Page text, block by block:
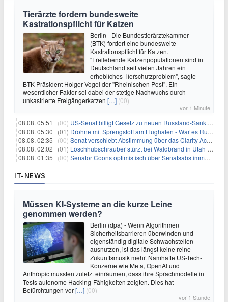
Tierärzte fordern bundesweite
Kastrationspflicht für Katzen
Berlin - Die Bundestierärztekammer
(BTK) fordert eine bundesweite
Kastrationspflicht für Katzen.
"Freilebende Katzenpopulationen sind in
Deutschland seit vielen Jahren ein
erhebliches Tierschutzproblem", sagte
BTK-Präsident Holger Vogel der "Rheinischen Post". Ein
wesentlicher Faktor sei dabei der stetige Nachwuchs durch
unkastrierte Freigängerkatzen […] (00)
vor 1 Minute
08.08. 05:51 | (00) US-Senat billigt Gesetz zu neuen Russland-Sanktionen
08.08. 05:30 | (01) Drohne mit Sprengstoff am Flughafen - War es Russland?
08.08. 02:35 | (00) Senat verschiebt Abstimmung über das Clarity Act: Auswirkungen auf Unternehmen und das Vertrauen der Investoren
08.08. 02:02 | (01) Löschhubschrauber stürzt bei Waldbrand in Utah ab
08.08. 01:35 | (00) Senator Coons optimistisch über Senatsabstimmungen angesichts von Finanzierungsbedenken
IT-NEWS
Müssen KI-Systeme an die kurze Leine
genommen werden?
Berlin (dpa) - Wenn Algorithmen
Sicherheitsbarrieren überwinden und
eigenständig digitale Schwachstellen
ausnutzen, ist das längst keine reine
Zukunftsmusik mehr. Namhafte US-Tech-
Konzerne wie Meta, OpenAI und
Anthropic mussten zuletzt einräumen, dass ihre Sprachmodelle in
Tests autonome Hacking-Fähigkeiten zeigten. Dies hat
Befürchtungen vor[…] (00)
vor 1 Stunde